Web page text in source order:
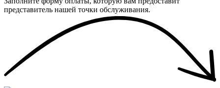
представитель нашей точки обслуживания.